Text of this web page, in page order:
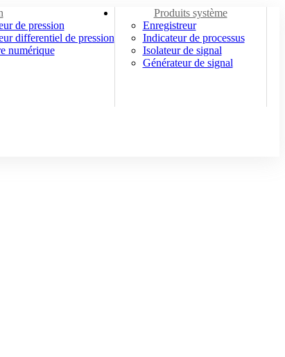
de pression
differentiel de pression
numérique
Produits système
Enregistreur
Indicateur de processus
Isolateur de signal
Générateur de signal